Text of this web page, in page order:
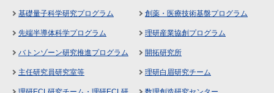
基礎量子科学研究プログラム 創薬・医療技術基盤プログラム
先端半導体科学プログラム 理研産業協創プログラム
バトンゾーン研究推進プログラム 開拓研究所
主任研究員研究室等 理研白眉研究チーム